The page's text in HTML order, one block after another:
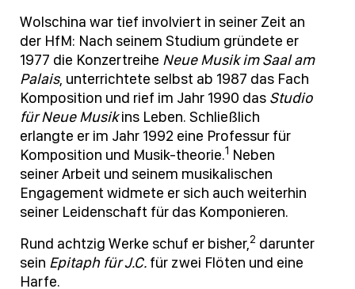
Wolschina war tief involviert in seiner Zeit an
der HfM: Nach seinem Studium gründete er
1977 die Konzertreihe Neue Musik im Saal am
Palais, unterrichtete selbst ab 1987 das Fach
Komposition und rief im Jahr 1990 das Studio
für Neue Musikins Leben. Schließlich
erlangte er im Jahr 1992 eine Professur für
Komposition und Musik-theorie.1 Neben
seiner Arbeit und seinem musikalischen
Engagement widmete er sich auch weiterhin
seiner Leidenschaft für das Komponieren.
Rund achtzig Werke schuf er bisher,2 darunter
sein Epitaph für J.C. für zwei Flöten und eine
Harfe.